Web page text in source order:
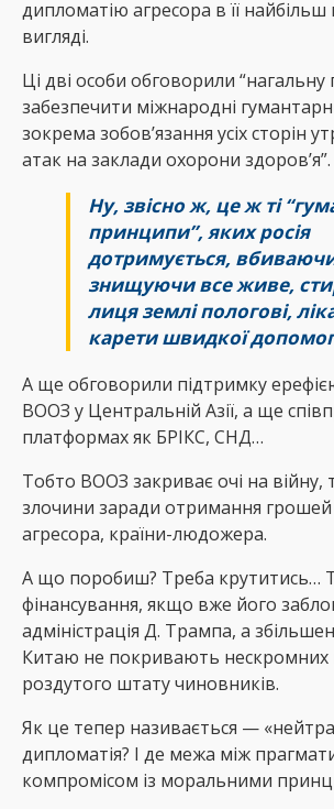
дипломатію агресора в її
вигляді.
Ці дві особи обговорили “нагальну
забезпечити міжнародні
зокрема зобовʼязання усіх сторін
атак на заклади охорони здоровʼя”.
Ну, звісно ж, це ж ті
принципи”, яких росія
дотримується,
знищуючи все живе,
лиця землі пологові,
карети швидкої
А ще обговорили підтримку
ВООЗ у Центральній Азії, а ще
платформах як БРІКС, СНД…
Тобто ВООЗ закриває очі на війну,
злочини заради отримання грошей
агресора, країни-людожера.
А що поробиш? Треба крутитись…
фінансування, якщо вже його
адміністрація Д. Трампа, а
Китаю не покривають нескромних
роздутого штату чиновників.
Як це тепер називається —
дипломатія? І де межа між
компромісом із моральними